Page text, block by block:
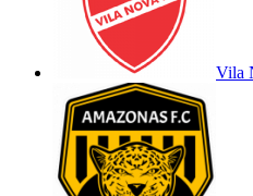
Vila